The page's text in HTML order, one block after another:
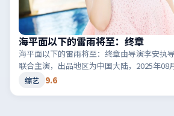
海平面以下的雷雨将至：终章
海平面以下的雷雨将至：终章由导演李安执
联合主演，出品地区为中国大陆，2025年08
为综艺·喜剧，轻快节奏与生活化笑点。适
综艺 9.6